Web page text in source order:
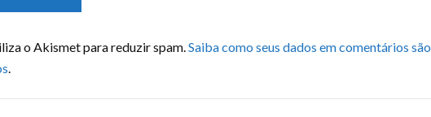
o Akismet para reduzir spam.Saiba como seus dados em comentários são
.